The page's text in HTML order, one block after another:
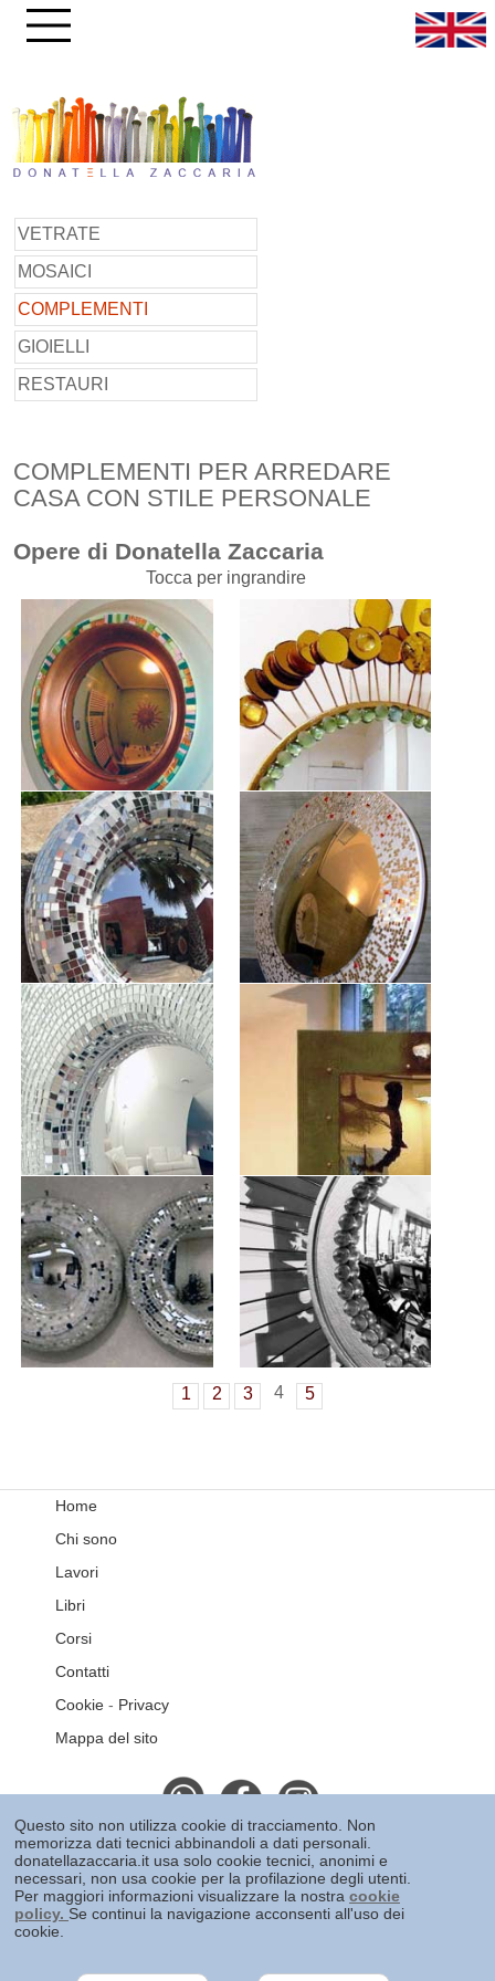
VETRATE
MOSAICI
COMPLEMENTI
GIOIELLI
RESTAURI
COMPLEMENTI PER ARREDARE
CASA CON STILE PERSONALE
Opere di Donatella Zaccaria
Tocca per ingrandire
1 2 3 4 5
Home
Chi sono
Lavori
Libri
Corsi
Contatti
Cookie - Privacy
Mappa del sito
Donatella Zaccaria © 2026
Vetri d'Arte - Via Belgirate 15, 20125 Milano Italy - +39
3471248040
Questo sito non utilizza cookie di tracciamento. Non
memorizza dati tecnici abbinandoli a dati personali.
donatellazaccaria.it usa solo cookie tecnici, anonimi e
necessari, non usa cookie per la profilazione degli utenti.
Per maggiori informazioni visualizzare la nostra cookie
policy. Se continui la navigazione acconsenti all'uso dei
cookie.